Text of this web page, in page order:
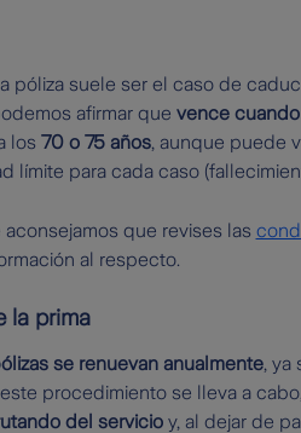
póliza suele ser el caso de
afirmar que vence
los 70 o 75 años, aunque puede
límite para cada caso
que revises las
al respecto.
la prima
se renuevan anualmente, ya
procedimiento se lleva a
del servicio y, al dejar de